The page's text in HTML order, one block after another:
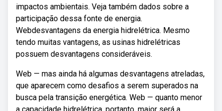
impactos ambientais. Veja também dados sobre a
participação dessa fonte de energia.
Webdesvantagens da energia hidrelétrica. Mesmo
tendo muitas vantagens, as usinas hidrelétricas
possuem desvantagens consideráveis.
Web — mas ainda há algumas desvantagens atreladas,
que aparecem como desafios a serem superados na
busca pela transição energética. Web — quanto menor